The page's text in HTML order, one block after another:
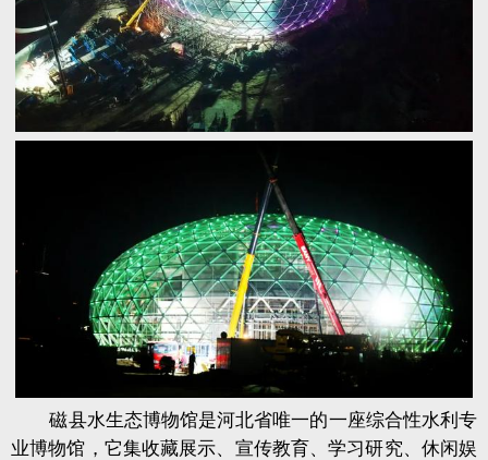
磁县水生态博物馆是河北省唯一的一座综合性水利专
业博物馆，它集收藏展示、宣传教育、学习研究、休闲娱